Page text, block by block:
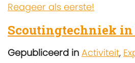
Reageer als eerste!
Scoutingtechniek in
Gepubliceerd in Activiteit,